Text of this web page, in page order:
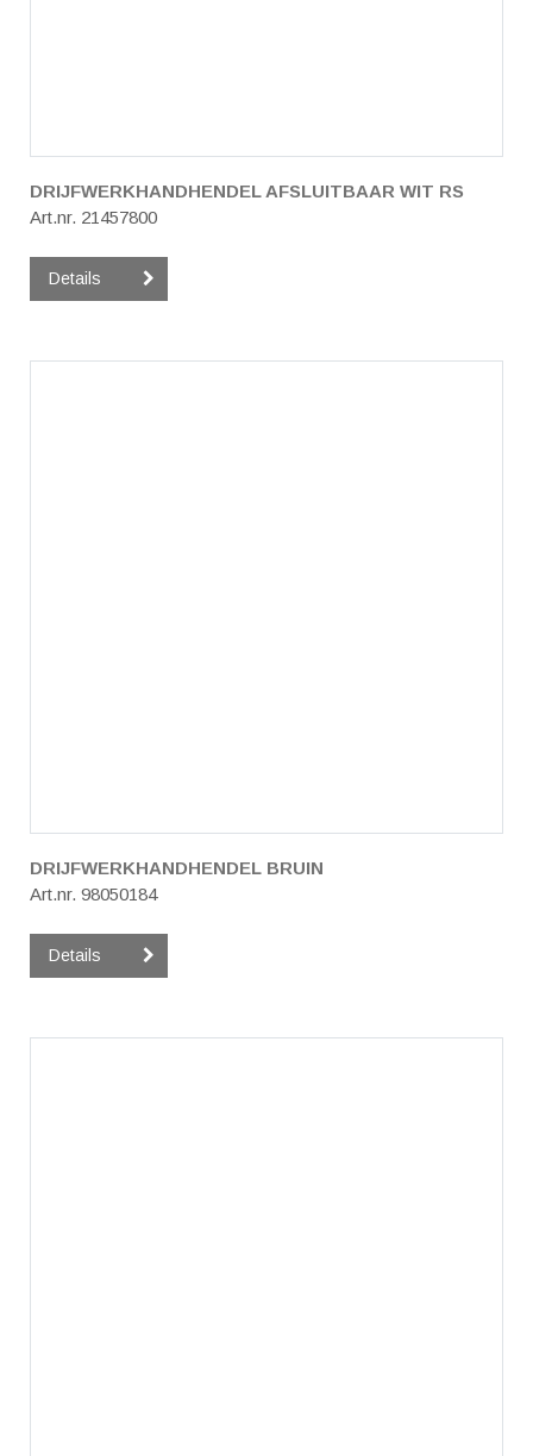
DRIJFWERKHANDHENDEL AFSLUITBAAR WIT RS
Art.nr. 21457800
Details
DRIJFWERKHANDHENDEL BRUIN
Art.nr. 98050184
Details